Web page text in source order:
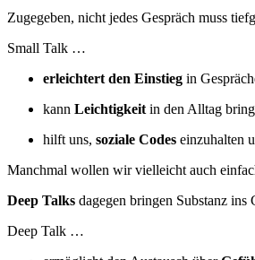
Zugegeben, nicht jedes Gespräch muss
Small Talk …
erleichtert den Einstieg in
kann Leichtigkeit in den Alltag
hilft uns, soziale Codes einzuhalten
Manchmal wollen wir vielleicht auch
Deep Talks dagegen bringen Substanz ins
Deep Talk …